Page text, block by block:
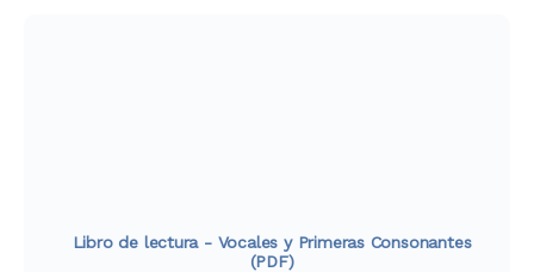
Libro de lectura - Vocales y Primeras Consonantes
(PDF)